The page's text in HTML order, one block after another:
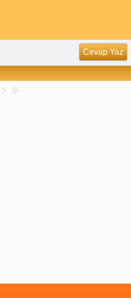
Cevap Yaz